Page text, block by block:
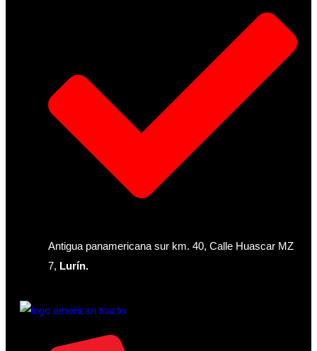
Antigua panamericana sur km. 40, Calle Huascar MZ
7, Lurín.